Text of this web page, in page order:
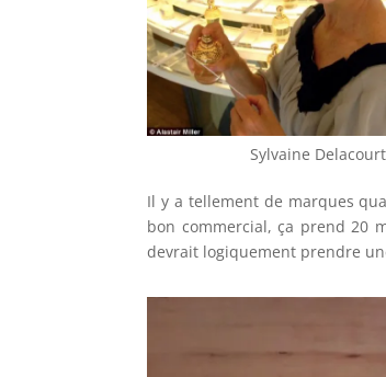
Sylvaine
Il y a tellement de marques
bon commercial, ça prend 20
devrait logiquement prendre